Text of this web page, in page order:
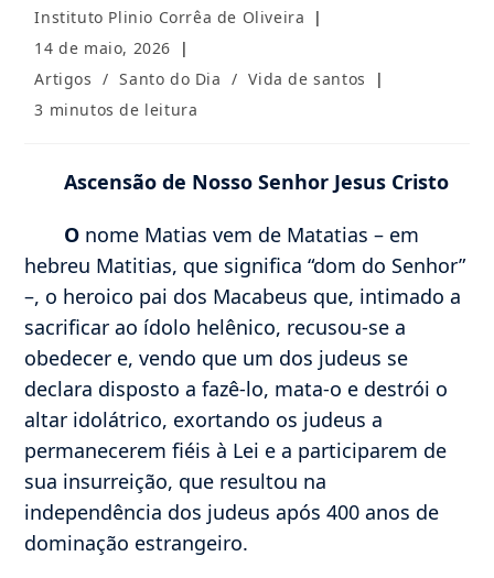
Autor
post:
Instituto Plinio Corrêa de Oliveira
Post
14 de maio, 2026
Categoria
post:
Artigos / Santo do Dia / Vida de santos
Tempo
3 minutos de leitura
Ascensão de Nosso Senhor Jesus Cristo
O nome Matias vem de Matatias – em
hebreu Matitias, que significa “dom do Senhor”
–, o heroico pai dos Macabeus que, intimado a
sacrificar ao ídolo helênico, recusou-se a
obedecer e, vendo que um dos judeus se
declara disposto a fazê-lo, mata-o e destrói o
altar idolátrico, exortando os judeus a
permanecerem fiéis à Lei e a participarem de
sua insurreição, que resultou na
independência dos judeus após 400 anos de
dominação estrangeiro.